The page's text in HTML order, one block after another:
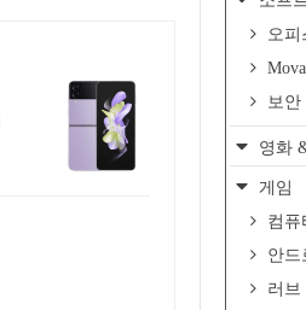
오피
보안
영화
게임
컴퓨
안드
러브